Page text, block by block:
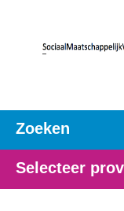
Zoeken
Selecteer